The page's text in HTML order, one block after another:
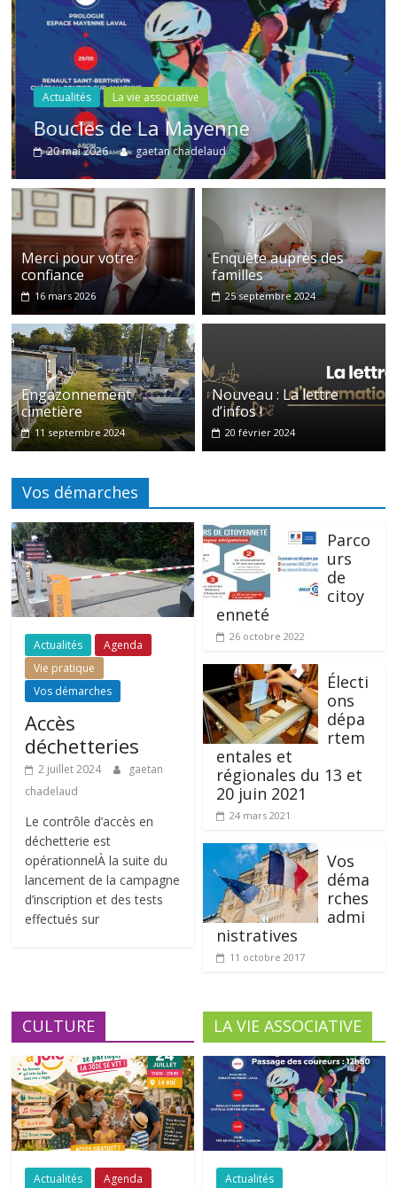
Actualités La vie associative
Boucles de La Mayenne
20 mai 2026 gaetan chadelaud
Merci pour votre
confiance
16 mars 2026
Enquête auprès des
familles
25 septembre 2024
Engazonnement
cimetière
11 septembre 2024
Nouveau : La lettre
d’infos !
20 février 2024
Vos démarches
Actualités
Agenda
Vie pratique
Vos démarches
Accès
déchetteries
2 juillet 2024
gaetan
chadelaud
Le contrôle d’accès en
déchetterie est
opérationnelÀ la suite du
lancement de la campagne
d’inscription et des tests
effectués sur
Parco
urs
de
citoy
enneté
26 octobre 2022
Électi
ons
dépa
rtem
entales et
régionales du 13 et
20 juin 2021
24 mars 2021
Vos
déma
rches
admi
nistratives
11 octobre 2017
CULTURE
Actualités
Agenda
LA VIE ASSOCIATIVE
Actualités